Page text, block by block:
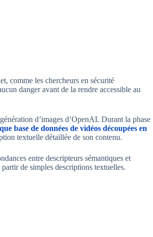
comme les chercheurs en sécurité
danger avant de la rendre accessible au
d’images d’OpenAI. Durant la phase
base de données de vidéos découpées en
textuelle détaillée de son contenu.
entre descripteurs sémantiques et
de simples descriptions textuelles.